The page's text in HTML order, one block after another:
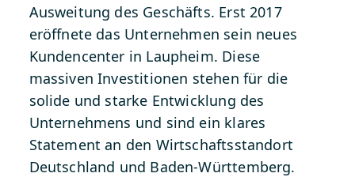
Ausweitung des Geschäfts. Erst 2017
eröffnete das Unternehmen sein neues
Kundencenter in Laupheim. Diese
massiven Investitionen stehen für die
solide und starke Entwicklung des
Unternehmens und sind ein klares
Statement an den Wirtschaftsstandort
Deutschland und Baden-Württemberg.